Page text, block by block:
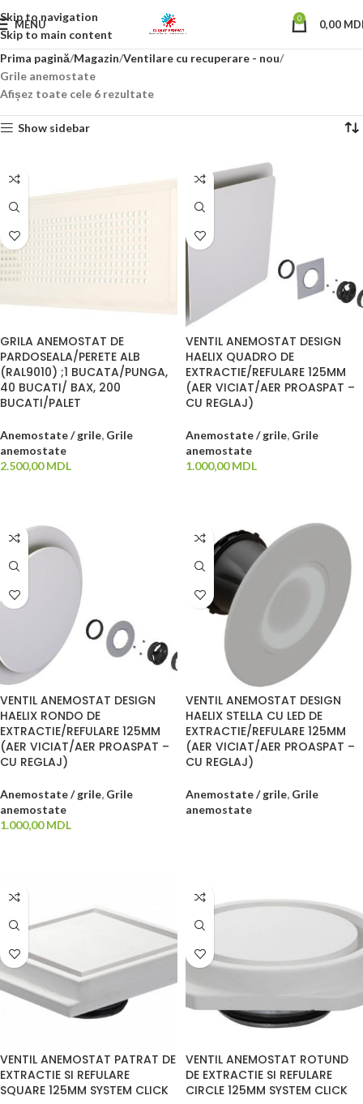
Skip to navigation
Skip to main content
MENU 0 0,00
Prima pagină Magazin Ventilare cu recuperare - nou
Grile anemostate
Afișez toate cele 6 rezultate
Show sidebar
GRILA ANEMOSTAT DE
PARDOSEALA/PERETE ALB
(RAL9010) ;1 BUCATA/PUNGA,
40 BUCATI/ BAX, 200
BUCATI/PALET
Anemostate / grile, Grile
anemostate
2.500,00MDL
VENTIL ANEMOSTAT DESIGN
HAELIX QUADRO DE
EXTRACTIE/REFULARE 125MM
(AER VICIAT/AER PROASPAT –
CU REGLAJ)
Anemostate / grile, Grile
anemostate
1.000,00MDL
VENTIL ANEMOSTAT DESIGN
HAELIX RONDO DE
EXTRACTIE/REFULARE 125MM
(AER VICIAT/AER PROASPAT –
CU REGLAJ)
Anemostate / grile, Grile
anemostate
1.000,00MDL
VENTIL ANEMOSTAT DESIGN
HAELIX STELLA CU LED DE
EXTRACTIE/REFULARE 125MM
(AER VICIAT/AER PROASPAT –
CU REGLAJ)
Anemostate / grile, Grile
anemostate
VENTIL ANEMOSTAT PATRAT DE
EXTRACTIE SI REFULARE
SQUARE 125MM SYSTEM CLICK
VENTIL ANEMOSTAT ROTUND
DE EXTRACTIE SI REFULARE
CIRCLE 125MM SYSTEM CLICK